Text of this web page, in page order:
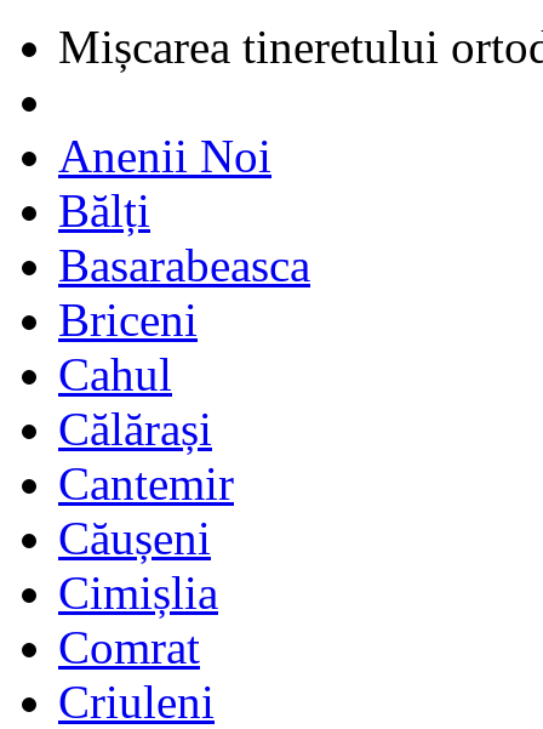
Mișcarea tineretului
Anenii Noi
Bălți
Basarabeasca
Briceni
Cahul
Călărași
Cantemir
Căușeni
Cimișlia
Comrat
Criuleni